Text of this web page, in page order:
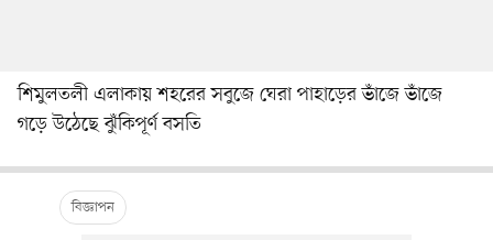
শিমুলতলী এলাকায় শহরের সবুজে ঘেরা পাহাড়ের ভাঁজে ভাঁজে
গড়ে উঠেছে ঝুঁকিপূর্ণ বসতি